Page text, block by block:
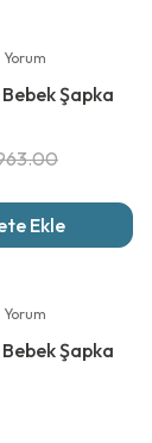
Şapka
Ekle
Şapka